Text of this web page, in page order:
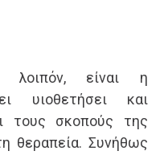
λοιπόν, είναι η
υιοθετήσει και
τους σκοπούς της
θεραπεία. Συνήθως